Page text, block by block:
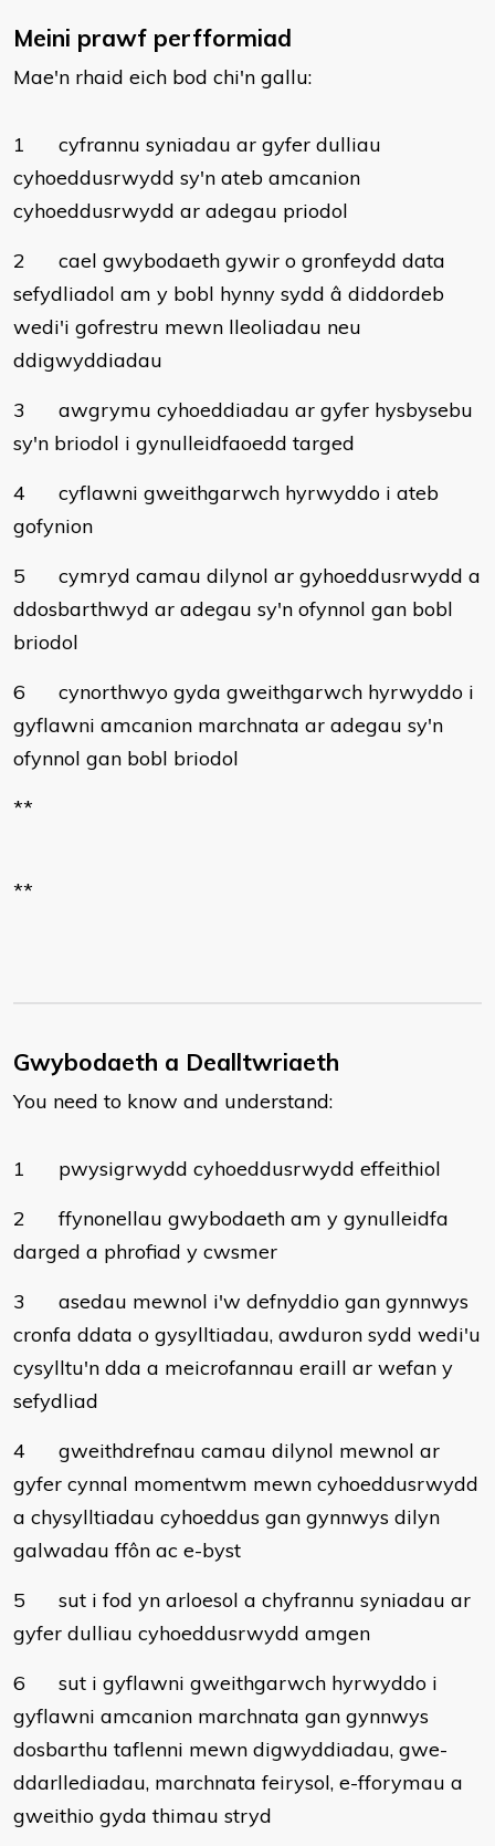
Meini prawf perfformiad
Mae'n rhaid eich bod chi'n gallu:
1
cyfrannu syniadau ar gyfer dulliau
cyhoeddusrwydd sy'n ateb amcanion
cyhoeddusrwydd ar adegau priodol
2
cael gwybodaeth gywir o gronfeydd data
sefydliadol am y bobl hynny sydd â diddordeb
wedi'i gofrestru mewn lleoliadau neu
ddigwyddiadau
3
awgrymu cyhoeddiadau ar gyfer hysbysebu
sy'n briodol i gynulleidfaoedd targed
4
cyflawni gweithgarwch hyrwyddo i ateb
gofynion
5
cymryd camau dilynol ar gyhoeddusrwydd a
ddosbarthwyd ar adegau sy'n ofynnol gan bobl
briodol
6
cynorthwyo gyda gweithgarwch hyrwyddo i
gyflawni amcanion marchnata ar adegau sy'n
ofynnol gan bobl briodol
**
**
Gwybodaeth a Dealltwriaeth
You need to know and understand:
1
pwysigrwydd cyhoeddusrwydd effeithiol
2
ffynonellau gwybodaeth am y gynulleidfa
darged a phrofiad y cwsmer
3
asedau mewnol i'w defnyddio gan gynnwys
cronfa ddata o gysylltiadau, awduron sydd wedi'u
cysylltu'n dda a meicrofannau eraill ar wefan y
sefydliad
4
gweithdrefnau camau dilynol mewnol ar
gyfer cynnal momentwm mewn cyhoeddusrwydd
a chysylltiadau cyhoeddus gan gynnwys dilyn
galwadau ffôn ac e-byst
5
sut i fod yn arloesol a chyfrannu syniadau ar
gyfer dulliau cyhoeddusrwydd amgen
6
sut i gyflawni gweithgarwch hyrwyddo i
gyflawni amcanion marchnata gan gynnwys
dosbarthu taflenni mewn digwyddiadau, gwe-
ddarllediadau, marchnata feirysol, e-fforymau a
gweithio gyda thimau stryd